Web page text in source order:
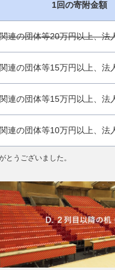
1回の寄附金額
連の団体等20万円以上、法
連の団体等15万円以上、法
連の団体等15万円以上、法
連の団体等10万円以上、法
とうございました。